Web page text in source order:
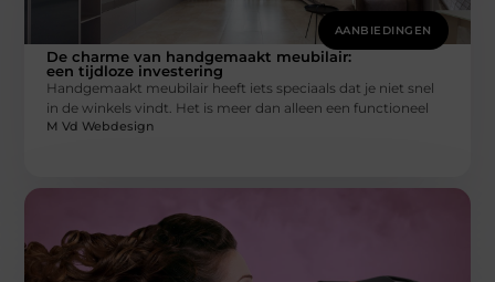
AANBIEDINGEN
De charme van handgemaakt meubilair:
een tijdloze investering
Handgemaakt meubilair heeft iets speciaals dat je niet snel
in de winkels vindt. Het is meer dan alleen een functioneel
M Vd Webdesign